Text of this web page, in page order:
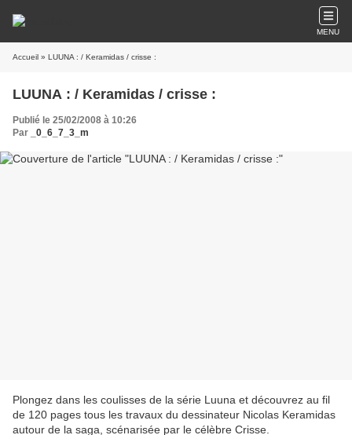
MENU
Accueil » LUUNA : / Keramidas / crisse :
LUUNA : / Keramidas / crisse :
Publié le 25/02/2008 à 10:26
Par
_0_6_7_3_m
Plongez dans les coulisses de la série Luuna et découvrez au fil
de 120 pages tous les travaux du dessinateur Nicolas Keramidas
autour de la saga, scénarisée par le célèbre Crisse.